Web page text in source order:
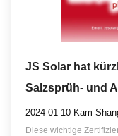
JS Solar hat
Salzsprüh- und
2024-01-10 Kam
Diese wichtige